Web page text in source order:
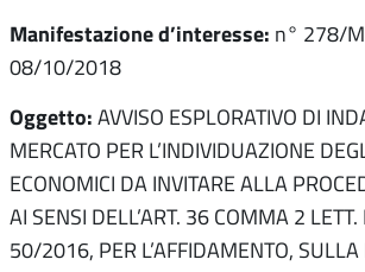
Manifestazione d’interesse: n° 278/
08/10/2018
Oggetto: AVVISO ESPLORATIVO DI
MERCATO PER L’INDIVIDUAZIONE
ECONOMICI DA INVITARE ALLA
AI SENSI DELL’ART. 36 COMMA 2
50/2016, PER L’AFFIDAMENTO,